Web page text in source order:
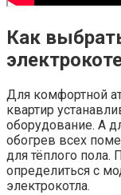
Как
Для комфортной
квартир
оборудование. А
обогрев всех
для тёплого пола.
определиться с
электрокотла.